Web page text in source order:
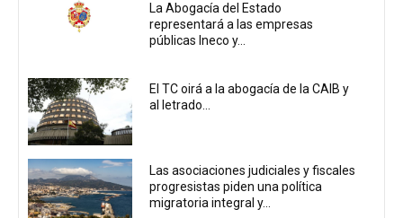
La Abogacía del Estado
representará a las empresas
públicas Ineco y...
El TC oirá a la abogacía de la CAIB y
al letrado...
Las asociaciones judiciales y fiscales
progresistas piden una política
migratoria integral y...